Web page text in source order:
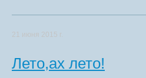
21 июня 2015 г.
Лето,ах лето!